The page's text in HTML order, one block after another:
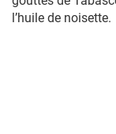
l’huile de noisette.